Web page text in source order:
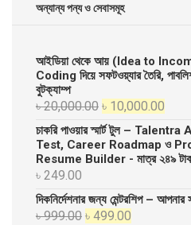
অন্যান্য পন্য ও সেবাসমূহ
আইডিয়া থেকে আয় (Idea to
Coding দিয়ে সফটওয়্যার তৈরি,
বুটক্যাম্প
৳20,000.00 Original
price
was:
৳ 20,000.00.
৳ 10,000.00
price
is:
৳
চাকরি পাওয়ার স্মার্ট টুল –
Test, Career Roadmap ও
Resume Builder - মাত্র ২৪৯
৳ 249.00
দিকনির্দেশনার জন্য মেন্টরশিপ –
৳999.00 Original
৳ 499.00